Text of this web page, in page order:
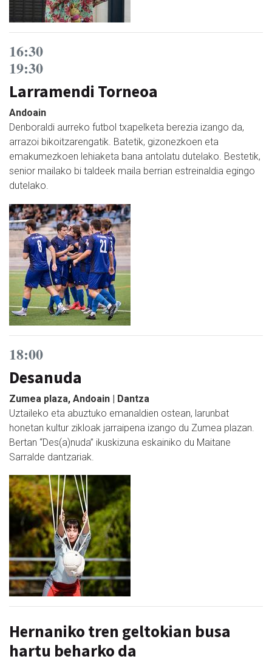
16:30
19:30
Larramendi Torneoa
Andoain
Denboraldi aurreko futbol txapelketa berezia izango da,
arrazoi bikoitzarengatik. Batetik, gizonezkoen eta
emakumezkoen lehiaketa bana antolatu dutelako. Bestetik,
senior mailako bi taldeek maila berrian estreinaldia egingo
dutelako.
18:00
Desanuda
Zumea plaza, Andoain | Dantza
Uztaileko eta abuztuko emanaldien ostean, larunbat
honetan kultur zikloak jarraipena izango du Zumea plazan.
Bertan “Des(a)nuda” ikuskizuna eskainiko du Maitane
Sarralde dantzariak.
Hernaniko tren geltokian busa
hartu beharko da